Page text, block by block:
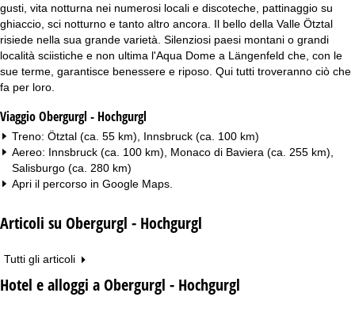
gusti, vita notturna nei numerosi locali e discoteche, pattinaggio su
ghiaccio, sci notturno e tanto altro ancora. Il bello della Valle Ötztal
risiede nella sua grande varietà. Silenziosi paesi montani o grandi
località sciistiche e non ultima l'Aqua Dome a Längenfeld che, con le
sue terme, garantisce benessere e riposo. Qui tutti troveranno ciò che
fa per loro.
Viaggio Obergurgl - Hochgurgl
Treno: Ötztal (ca. 55 km), Innsbruck (ca. 100 km)
Aereo: Innsbruck (ca. 100 km), Monaco di Baviera (ca. 255 km),
Salisburgo (ca. 280 km)
Apri il percorso in Google Maps
Articoli su Obergurgl - Hochgurgl
Tutti gli articoli
Hotel e alloggi a Obergurgl - Hochgurgl